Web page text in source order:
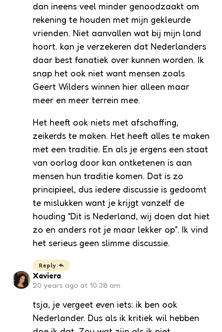
dan ineens veel minder genoodzaakt om
rekening te houden met mijn gekleurde
vrienden. Niet aanvallen wat bij mijn land
hoort. kan je verzekeren dat Nederlanders
daar best fanatiek over kunnen worden. Ik
snap het ook niet want mensen zoals
Geert Wilders winnen hier alleen maar
meer en meer terrein mee.
Het heeft ook niets met afschaffing,
zeikerds te maken. Het heeft alles te maken
met een traditie. En als je ergens een staat
van oorlog door kan ontketenen is aan
mensen hun traditie komen. Dat is zo
principieel, dus iedere discussie is gedoomt
te mislukken want je krijgt vanzelf de
houding “Dit is Nederland, wij doen dat hiet
zo en anders rot je maar lekker op”. Ik vind
het serieus geen slimme discussie.
Reply
Xaviera
20 years ago at 10:38 am
tsja, je vergeet even iets: ik ben ook
Nederlander. Dus als ik kritiek wil hebben